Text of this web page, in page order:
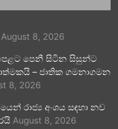
August 8, 2026
පෙනී සිටින සිසුන්ට
– ජාතික ගමනාගමන
8, 2026
රාජ්‍ය අංශය සඳහා නව
August 8, 2026